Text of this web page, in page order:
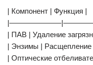
| Компонент | Функция |
| ПАВ | Удаление
| Энзимы | Расщепление
| Оптические